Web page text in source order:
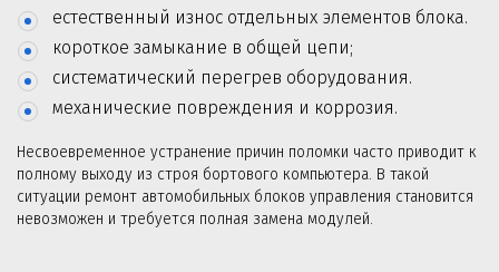
естественный износ отдельных элементов блока.
короткое замыкание в общей цепи;
систематический перегрев оборудования.
механические повреждения и коррозия.
Несвоевременное устранение причин поломки часто приводит к
полному выходу из строя бортового компьютера. В такой
ситуации ремонт автомобильных блоков управления становится
невозможен и требуется полная замена модулей.